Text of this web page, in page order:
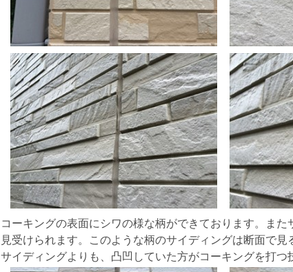
コーキングの表面にシワの様な柄ができております。ま
見受けられます。このような柄のサイディングは断面で
サイディングよりも、凸凹していた方がコーキングを打つ